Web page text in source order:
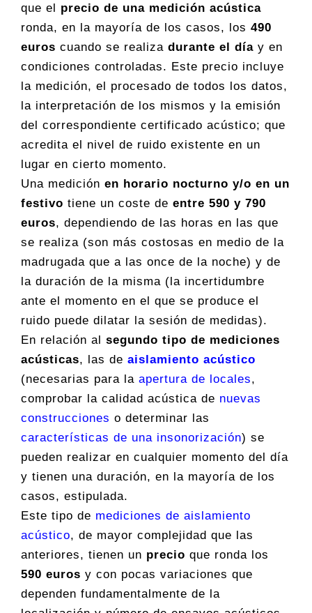
que el precio de una medición acústica
ronda, en la mayoría de los casos, los 490
euros cuando se realiza durante el díay en
condiciones controladas. Este precio incluye
la medición, el procesado de todos los datos,
la interpretación de los mismos y la emisión
del correspondiente certificado acústico; que
acredita el nivel de ruido existente en un
lugar en cierto momento.
Una medición en horario nocturno y/o en un
festivo tiene un coste de entre 590 y 790
euros, dependiendo de las horas en las que
se realiza (son más costosas en medio de la
madrugada que a las once de la noche) y de
la duración de la misma (la incertidumbre
ante el momento en el que se produce el
ruido puede dilatar la sesión de medidas).
En relación al segundo tipo de mediciones
acústicas, las de aislamiento acústico
(necesarias para la apertura de locales,
comprobar la calidad acústica de nuevas
construcciones o determinar las
características de una insonorización) se
pueden realizar en cualquier momento del día
y tienen una duración, en la mayoría de los
casos, estipulada.
Este tipo de mediciones de aislamiento
acústico, de mayor complejidad que las
anteriores, tienen un precio que ronda los
590 euros y con pocas variaciones que
dependen fundamentalmente de la